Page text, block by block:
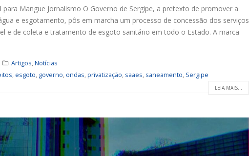
para Mangue Jornalismo O Governo de Sergipe, a pretexto de promover a
e esgotamento, pôs em marcha um processo de concessão dos serviços
e de coleta e tratamento de esgoto sanitário em todo o Estado. A marca
Artigos,Notícias
,esgoto, governo, ondas,privatização, saaes, saneamento, Sergipe
LEIA MAIS...